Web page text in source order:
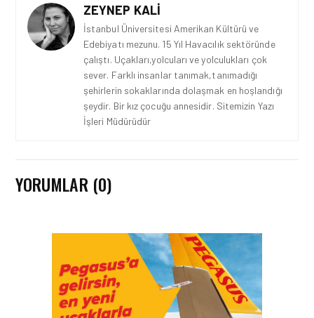
ZEYNEP KALI
İstanbul Üniversitesi Amerikan Kültürü ve
Edebiyatı mezunu. 15 Yıl Havacılık sektöründe
çalıştı. Uçakları,yolcuları ve yolculukları çok
sever. Farklı insanlar tanımak,tanımadığı
şehirlerin sokaklarında dolaşmak en hoşlandığı
şeydir. Bir kız çocuğu annesidir. Sitemizin Yazı
İşleri Müdürüdür
YORUMLAR (0)
GÜNCEL HABERLER • 22 TEM 2026
OKYANUSU KÜREK
ÇEKEREK AŞACAK İLK
TÜRK TAKIMINA GURUR
DOLU DESTEK!